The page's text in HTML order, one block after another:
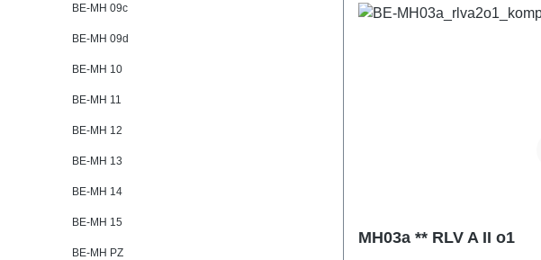
BE-MH 09c
BE-MH 09d
BE-MH 10
BE-MH 11
BE-MH 12
BE-MH 13
BE-MH 14
BE-MH 15
BE-MH PZ
MH03a ** RLV A II o1